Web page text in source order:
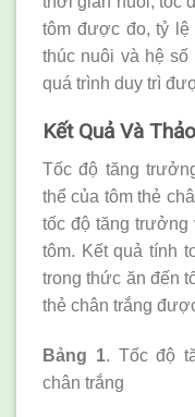
tôm được đo, tỷ
thúc nuôi và hệ số
quá trình duy trì
Kết Quả Và
Tốc độ tăng
thể của tôm thẻ
tốc độ tăng trưởng
tôm. Kết quả tính
trong thức ăn đến
thẻ chân trắng
Bảng 1. Tốc độ
chân trắng